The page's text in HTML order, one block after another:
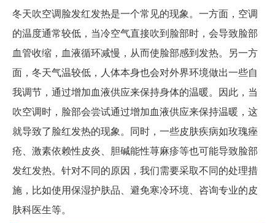
冬天吹空调脸发红发热是一个常见的现象。一方面，空调
的温度通常较低，当冷空气直接吹到脸部时，会导致脸部
血管收缩，血液循环减慢，从而使脸部感到发热。另一方
面，冬天气温较低，人体本身也会对外界环境做出一些自
我调节，通过增加血液供应来保持身体的温暖。因此，当
吹空调时，脸部会尝试通过增加血液供应来保持温暖，这
就导致了脸红发热的现象。同时，一些皮肤疾病如玫瑰痤
疮、激素依赖性皮炎、胆碱能性荨麻疹等也可能导致脸部
发红发热。针对不同的原因，我们需要采取不同的处理措
施，比如使用保湿护肤品、避免寒冷环境、咨询专业的皮
肤科医生等。